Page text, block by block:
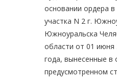
основании ордера
участка N 2 г.
Южноуральска
области от 01 июня
года, вынесенные в
предусмотренном